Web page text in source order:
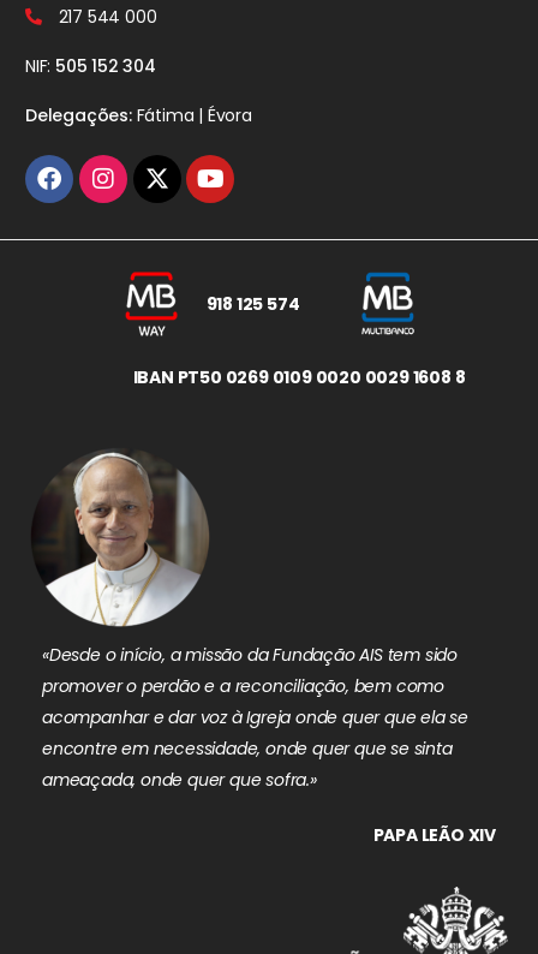
217 544 000
NIF: 505 152 304
Delegações:Fátima | Évora
918 125 574
IBAN PT50 0269 0109 0020 0029 1608 8
«Desde o início, a missão da Fundação AIS tem sido
promover o perdão e a reconciliação, bem como
acompanhar e dar voz à Igreja onde quer que ela se
encontre em necessidade, onde quer que se sinta
ameaçada, onde quer que sofra.»
PAPA LEÃO XIV